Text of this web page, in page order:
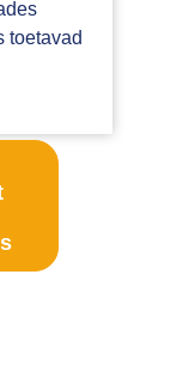
toetavad